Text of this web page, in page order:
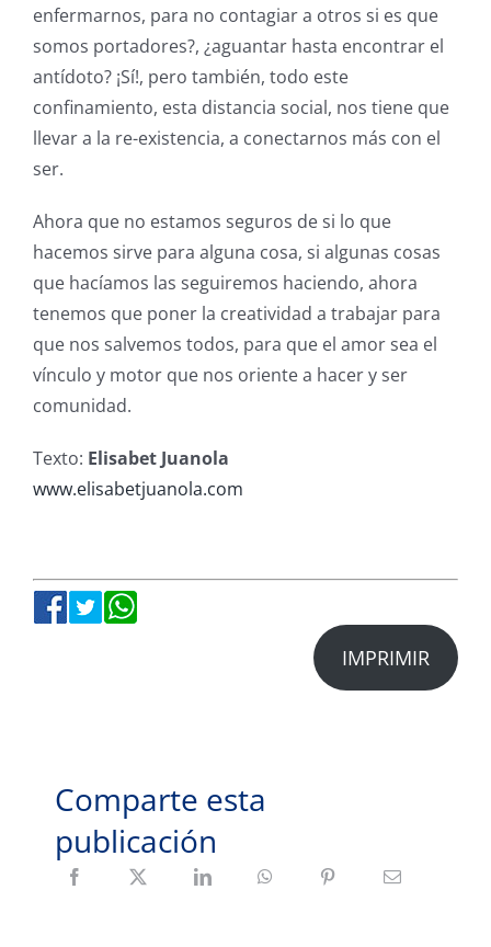
enfermarnos, para no contagiar a otros si es que
somos portadores?, ¿aguantar hasta encontrar el
antídoto? ¡Sí!, pero también, todo este
confinamiento, esta distancia social, nos tiene que
llevar a la re-existencia, a conectarnos más con el
ser.
Ahora que no estamos seguros de si lo que
hacemos sirve para alguna cosa, si algunas cosas
que hacíamos las seguiremos haciendo, ahora
tenemos que poner la creatividad a trabajar para
que nos salvemos todos, para que el amor sea el
vínculo y motor que nos oriente a hacer y ser
comunidad.
Texto: Elisabet Juanola
www.elisabetjuanola.com
IMPRIMIR
Comparte esta
publicación